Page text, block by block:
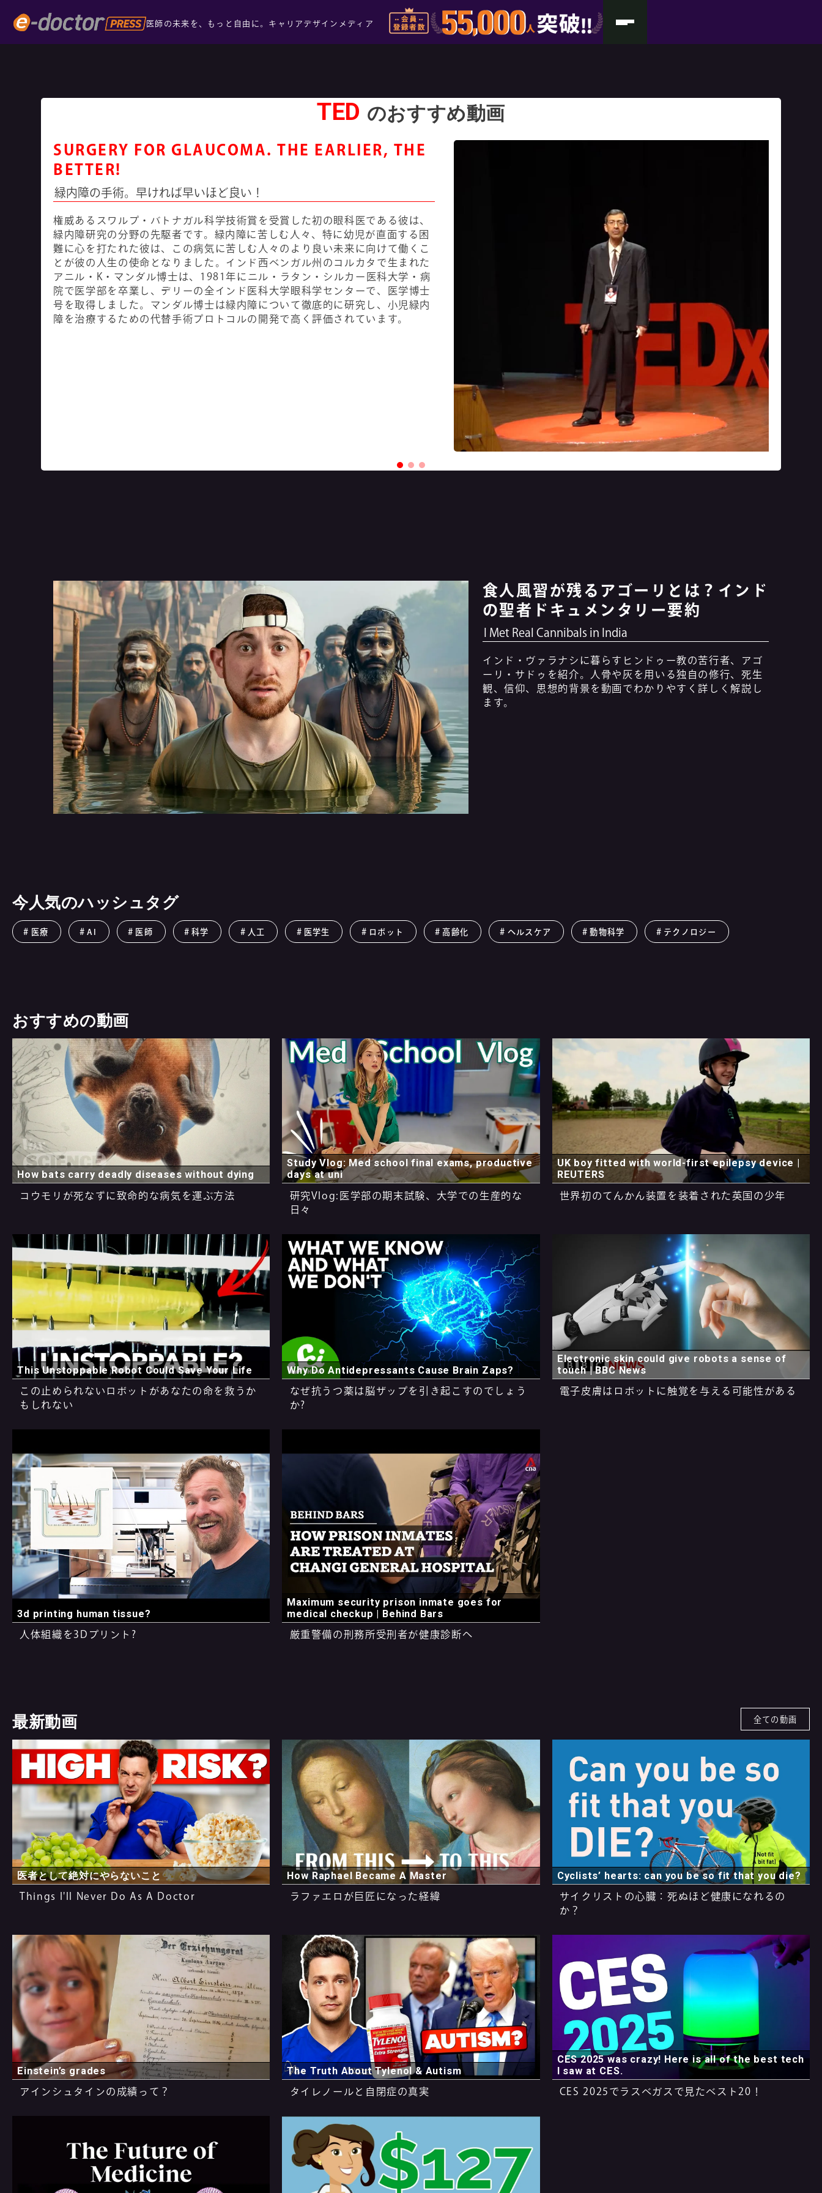
医師の未来を、もっと自由に。 キャリアデザインメディア
TED のおすすめ動画
SURGERY FOR GLAUCOMA. THE EARLIER, THE
BETTER!
緑内障の手術。早ければ早いほど良い！
権威あるスワルプ・バトナガル科学技術賞を受賞した初の眼科医である彼は、
緑内障研究の分野の先駆者です。緑内障に苦しむ人々、特に幼児が直面する困
難に心を打たれた彼は、この病気に苦しむ人々のより良い未来に向けて働くこ
とが彼の人生の使命となりました。インド西ベンガル州のコルカタで生まれた
アニル・K・マンダル博士は、1981年にニル・ラタン・シルカー医科大学・病
院で医学部を卒業し、デリーの全インド医科大学眼科学センターで、医学博士
号を取得しました。マンダル博士は緑内障について徹底的に研究し、小児緑内
障を治療するための代替手術プロトコルの開発で高く評価されています。
食人風習が残るアゴーリとは？インド
の聖者ドキュメンタリー要約
I Met Real Cannibals in India
インド・ヴァラナシに暮らすヒンドゥー教の苦行者、アゴ
ーリ・サドゥを紹介。人骨や灰を用いる独自の修行、死生
観、信仰、思想的背景を動画でわかりやすく詳しく解説し
ます。
今人気のハッシュタグ
医療 AI 医師 科学 人工 医学生 ロボット 高齢化 ヘルスケア 動物科学 テクノロジー
おすすめの動画
How bats carry deadly diseases without dying
コウモリが死なずに致命的な病気を運ぶ方法
Study Vlog: Med school final exams, productive
days at uni
研究Vlog:医学部の期末試験、大学での生産的な
日々
UK boy fitted with world-first epilepsy device |
REUTERS
世界初のてんかん装置を装着された英国の少年
This Unstoppable Robot Could Save Your Life
この止められないロボットがあなたの命を救うか
もしれない
Why Do Antidepressants Cause Brain Zaps?
なぜ抗うつ薬は脳ザップを引き起こすのでしょう
か?
Electronic skin could give robots a sense of
touch | BBC News
電子皮膚はロボットに触覚を与える可能性がある
3d printing human tissue?
人体組織を3Dプリント?
Maximum security prison inmate goes for
medical checkup | Behind Bars
厳重警備の刑務所受刑者が健康診断へ
最新動画 全ての動画
医者として絶対にやらないこと
Things I'll Never Do As A Doctor
How Raphael Became A Master
ラファエロが巨匠になった経緯
Cyclists’ hearts: can you be so fit that you die?
サイクリストの心臓：死ぬほど健康になれるの
か？
Einstein’s grades
アインシュタインの成績って？
The Truth About Tylenol & Autism
タイレノールと自閉症の真実
CES 2025 was crazy! Here is all of the best tech
I saw at CES.
CES 2025でラスベガスで見たベスト20！